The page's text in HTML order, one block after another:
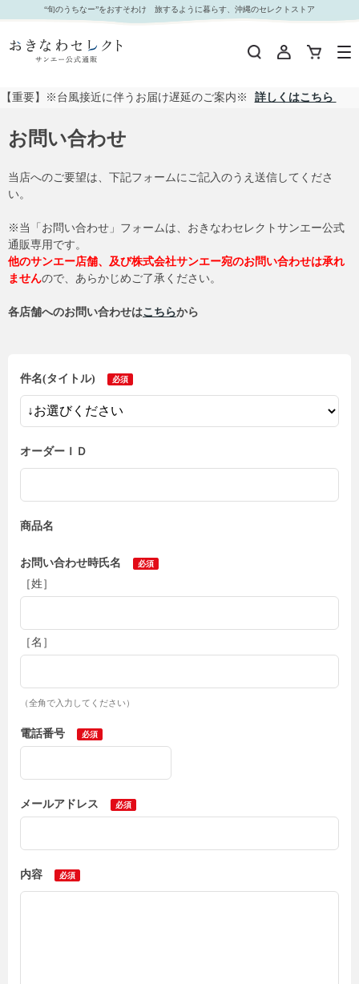
“旬のうちなー”をおすそわけ 旅するように暮らす、沖縄のセレクトストア
【重要】※台風接近に伴うお届け遅延のご案内※ 詳しくはこちら
お問い合わせ
当店へのご要望は、下記フォームにご記入のうえ送信してくださ
い。
※当「お問い合わせ」フォームは、おきなわセレクトサンエー公式
通販専用です。
他のサンエー店舗、及び株式会社サンエー宛のお問い合わせは承れ
ませんので、あらかじめご了承ください。
各店舗へのお問い合わせはこちらから
件名(タイトル)
オーダーＩＤ
商品名
お問い合わせ時氏名
［姓］
［名］
（全角で入力してください）
電話番号
メールアドレス
内容